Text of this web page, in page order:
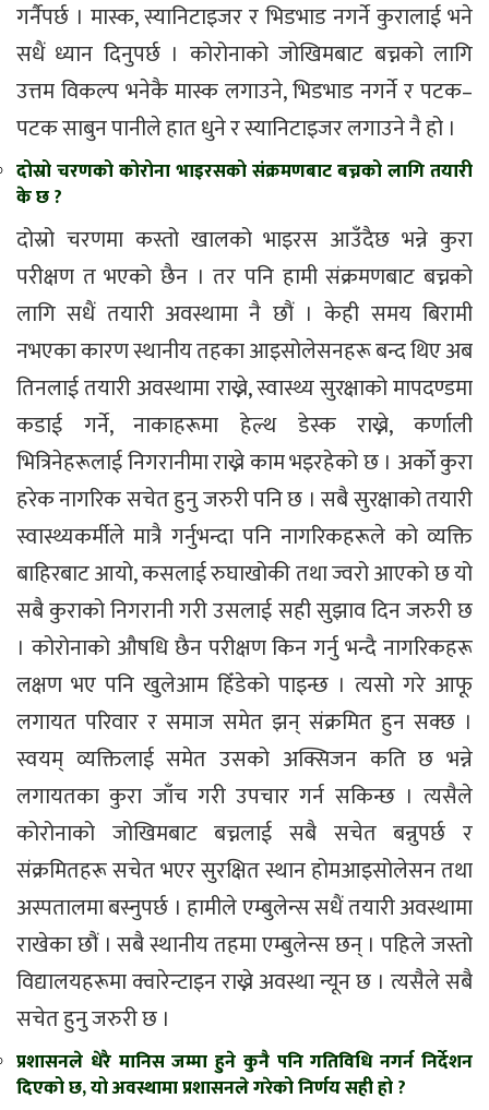
गर्नैपर्छ । मास्क, स्यानिटाइजर र भिडभाड नगर्ने कुरालाई भने
सधैं ध्यान दिनुपर्छ । कोरोनाको जोखिमबाट बच्नको लागि
उत्तम विकल्प भनेकै मास्क लगाउने, भिडभाड नगर्ने र पटक–
पटक साबुन पानीले हात धुने र स्यानिटाइजर लगाउने नै हो ।
दोस्रो चरणको कोरोना भाइरसको संक्रमणबाट बच्नको लागि तयारी
के छ ?
दोस्रो चरणमा कस्तो खालको भाइरस आउँदैछ भन्ने कुरा
परीक्षण त भएको छैन । तर पनि हामी संक्रमणबाट बच्नको
लागि सधैं तयारी अवस्थामा नै छौं । केही समय बिरामी
नभएका कारण स्थानीय तहका आइसोलेसनहरू बन्द थिए अब
तिनलाई तयारी अवस्थामा राख्ने, स्वास्थ्य सुरक्षाको मापदण्डमा
कडाई गर्ने, नाकाहरूमा हेल्थ डेस्क राख्ने, कर्णाली
भित्रिनेहरूलाई निगरानीमा राख्ने काम भइरहेको छ । अर्को कुरा
हरेक नागरिक सचेत हुनु जरुरी पनि छ । सबै सुरक्षाको तयारी
स्वास्थ्यकर्मीले मात्रै गर्नुभन्दा पनि नागरिकहरूले को व्यक्ति
बाहिरबाट आयो, कसलाई रुघाखोकी तथा ज्वरो आएको छ यो
सबै कुराको निगरानी गरी उसलाई सही सुझाव दिन जरुरी छ
। कोरोनाको औषधि छैन परीक्षण किन गर्नु भन्दै नागरिकहरू
लक्षण भए पनि खुलेआम हिँडेको पाइन्छ । त्यसो गरे आफू
लगायत परिवार र समाज समेत झन् संक्रमित हुन सक्छ ।
स्वयम् व्यक्तिलाई समेत उसको अक्सिजन कति छ भन्ने
लगायतका कुरा जाँच गरी उपचार गर्न सकिन्छ । त्यसैले
कोरोनाको जोखिमबाट बच्नलाई सबै सचेत बन्नुपर्छ र
संक्रमितहरू सचेत भएर सुरक्षित स्थान होमआइसोलेसन तथा
अस्पतालमा बस्नुपर्छ । हामीले एम्बुलेन्स सधैं तयारी अवस्थामा
राखेका छौं । सबै स्थानीय तहमा एम्बुलेन्स छन् । पहिले जस्तो
विद्यालयहरूमा क्वारेन्टाइन राख्ने अवस्था न्यून छ । त्यसैले सबै
सचेत हुनु जरुरी छ ।
प्रशासनले धेरै मानिस जम्मा हुने कुनै पनि गतिविधि नगर्न निर्देशन
दिएको छ, यो अवस्थामा प्रशासनले गरेको निर्णय सही हो ?